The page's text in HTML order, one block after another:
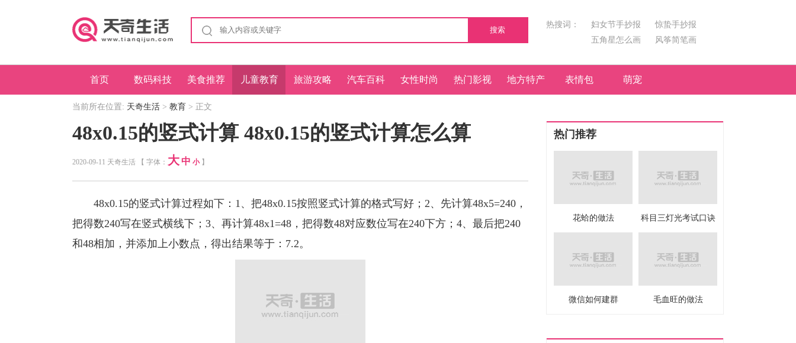
搜索
热搜词： 妇女节手抄报
惊蛰手抄报
五角星怎么画
风筝简笔画
首页 数码科技 美食推荐 儿童教育 旅游攻略 汽车百科 女性时尚 热门影视 地方特产 表情包 萌宠
当前所在位置: 天奇生活 > 教育 > 正文
48x0.15的竖式计算 48x0.15的竖式计算怎么算
2020-09-11 天奇生活 【 字体： 大 中 小】
48x0.15的竖式计算过程如下：1、把48x0.15按照竖式计算的格式写好；2、先计算48x5=240，
把得数240写在竖式横线下；3、再计算48x1=48，把得数48对应数位写在240下方；4、最后把240
和48相加，并添加上小数点，得出结果等于：7.2。
热门推荐
花蛤的做法 科目三灯光考试口诀
微信如何建群 毛血旺的做法